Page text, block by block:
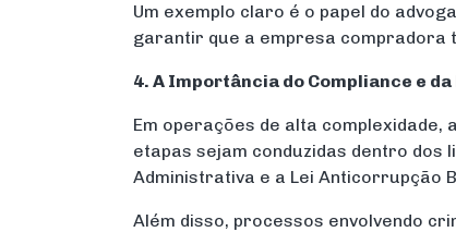
Um exemplo claro é o papel do
garantir que a empresa compradora
4. A Importância do Compliance e
Em operações de alta complexidade,
etapas sejam conduzidas dentro dos
Administrativa e a Lei Anticorrupção
Além disso, processos envolvendo